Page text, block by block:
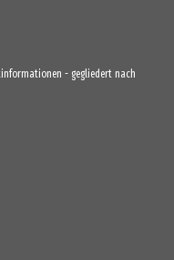
- gegliedert nach